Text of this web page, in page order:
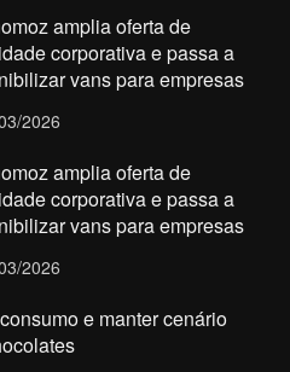
amplia oferta de
corporativa e passa a
vans para empresas
2026
amplia oferta de
corporativa e passa a
vans para empresas
2026
e manter cenário